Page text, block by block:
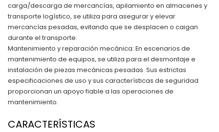
carga/descarga de mercancías, apilamiento en almacenes y
transporte logístico, se utiliza para asegurar y elevar
mercancías pesadas, evitando que se desplacen o caigan
durante el transporte.
Mantenimiento y reparación mecánica: En escenarios de
mantenimiento de equipos, se utiliza para el desmontaje e
instalación de piezas mecánicas pesadas. Sus estrictas
especificaciones de uso y sus características de seguridad
proporcionan un apoyo fiable a las operaciones de
mantenimiento.
CARACTERÍSTICAS